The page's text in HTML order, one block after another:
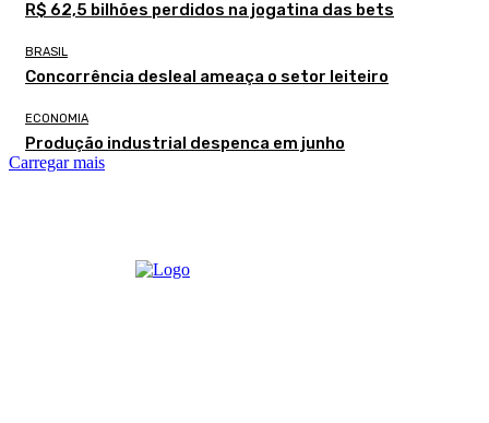
R$ 62,5 bilhões perdidos na jogatina das bets
BRASIL
Concorrência desleal ameaça o setor leiteiro
ECONOMIA
Produção industrial despenca em junho
Carregar mais